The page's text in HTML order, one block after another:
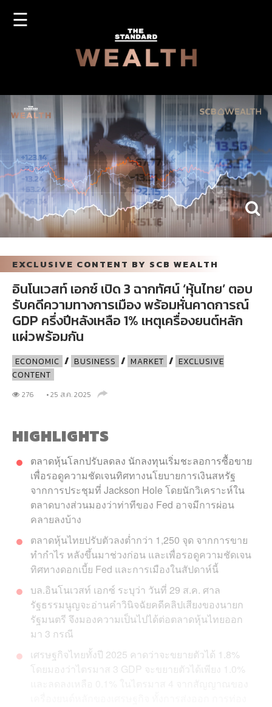
☰
SIGN
EXCLUSIVE CONTENT BY SCB WEALTH
อินโนเวสท์ เอกซ์ เปิด 3 ฉากทัศน์ ‘หุ้นไทย’ ตอบ
รับคดีความทางการเมือง พร้อมหั่นคาดการณ์
GDP ครึ่งปีหลังเหลือ 1% เหตุเครื่องยนต์หลัก
แผ่วพร้อมกัน
ECONOMIC / BUSINESS / MARKET / EXCLUSIVE
CONTENT
276 • 25 ส.ค. 2025
HIGHLIGHTS
ตลาดหุ้นโลกปรับลดลง นักลงทุนเริ่มชะลอการซื้อขาย
เพื่อรอดูความชัดเจนทิศทางนโยบายการเงินสหรัฐ
จากการประชุมที่ Jackson Hole โดยนักวิเคราะห์ใน
ตลาดบางส่วนมองว่าท่าทีของ Fed อาจมีการผ่อน
คลายลงบ้าง
ตลาดหุ้นไทยปรับตัวลงต่ำกว่า 1,250 จุด จากการขาย
ทำกำไร หลังขึ้นมาช่วงก่อน และเพื่อรอดูความชัดเจน
ทิศทางดอกเบี้ย Fed และการเมืองในสัปดาห์นี้
บล.อินโนเวสท์ เอกซ์ ระบุว่า วันที่ 29 ส.ค. ศาล
รัฐธรรมนูญจะอ่านคำวินิจฉัยคดีคลิปเสียงของนายก
รัฐมนตรี จึงมองความเป็นไปได้ต่อตลาดหุ้นไทยออก
มา 3 กรณี
เศรษฐกิจไทยทั้งปี 2025 คาดว่าจะขยายตัวได้ 1.8%
โดยมองว่าไตรมาส 3 GDP จะขยายตัวได้เพียง 1.0%